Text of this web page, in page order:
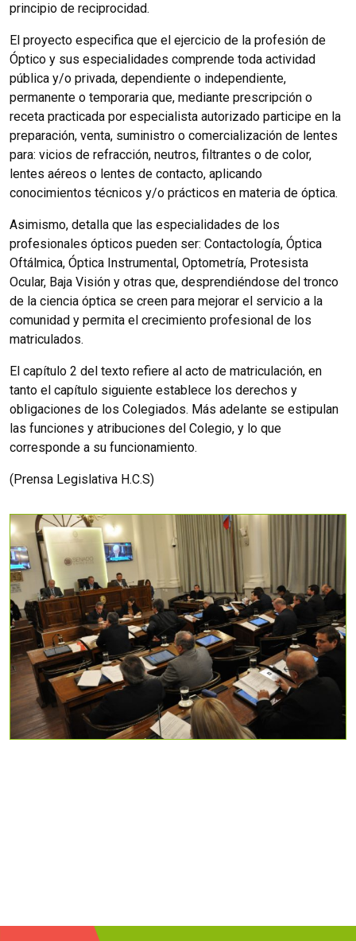
principio de reciprocidad.
El proyecto especifica que el ejercicio de la profesión de
Óptico y sus especialidades comprende toda actividad
pública y/o privada, dependiente o independiente,
permanente o temporaria que, mediante prescripción o
receta practicada por especialista autorizado participe en la
preparación, venta, suministro o comercialización de lentes
para: vicios de refracción, neutros, filtrantes o de color,
lentes aéreos o lentes de contacto, aplicando
conocimientos técnicos y/o prácticos en materia de óptica.
Asimismo, detalla que las especialidades de los
profesionales ópticos pueden ser: Contactología, Óptica
Oftálmica, Óptica Instrumental, Optometría, Protesista
Ocular, Baja Visión y otras que, desprendiéndose del tronco
de la ciencia óptica se creen para mejorar el servicio a la
comunidad y permita el crecimiento profesional de los
matriculados.
El capítulo 2 del texto refiere al acto de matriculación, en
tanto el capítulo siguiente establece los derechos y
obligaciones de los Colegiados. Más adelante se estipulan
las funciones y atribuciones del Colegio, y lo que
corresponde a su funcionamiento.
(Prensa Legislativa H.C.S)